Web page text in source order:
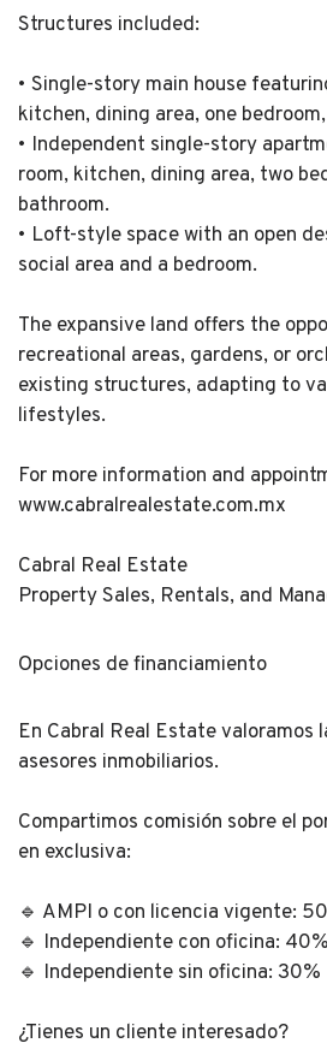
Structures included:
• Single-story main house
kitchen, dining area, one
• Independent single-story
room, kitchen, dining area, two
bathroom.
• Loft-style space with an open
social area and a bedroom.
The expansive land offers the
recreational areas, gardens, or
existing structures, adapting to
lifestyles.
For more information and
www.cabralrealestate.com.mx
Cabral Real Estate
Property Sales, Rentals, and
Opciones de financiamiento
En Cabral Real Estate valoramos
asesores inmobiliarios.
Compartimos comisión sobre el
en exclusiva:
🔹 AMPI o con licencia vigente:
🔹 Independiente con oficina: 40%
🔹 Independiente sin oficina: 30%
¿Tienes un cliente interesado?